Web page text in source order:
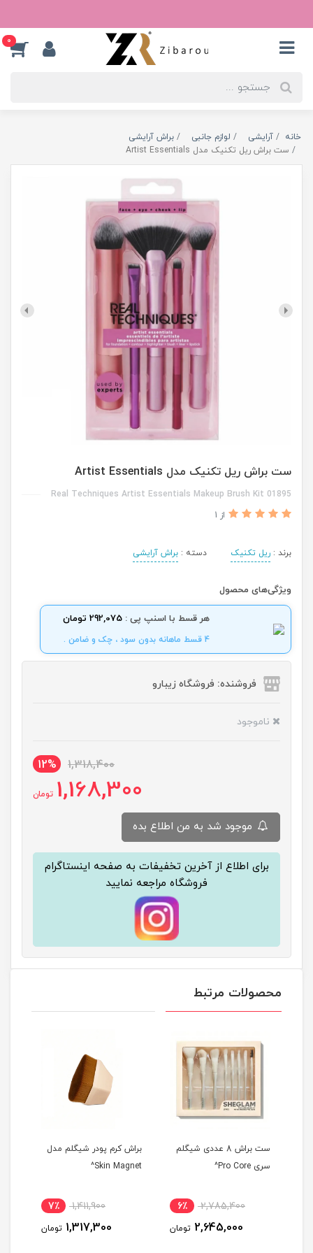
0
خانه آرایشی لوازم جانبی
براش آرایشی
ست براش ریل تکنیک مدل Artist Essentials
ست براش ریل تکنیک مدل Artist Essentials
Real Techniques Artist Essentials Makeup Brush Kit 01895
از 1
برند : ریل تکنیک دسته : براش آرایشی
ویژگی‌های محصول
هر قسط با اسنپ پی : 292,075 تومان
4 قسط ماهانه بدون سود ، چک و ضامن .
فروشنده: فروشگاه زیبارو
ناموجود
1,318,400
12%
1,168,300 تومان
برای اطلاع از آخرین تخفیفات به صفحه اینستاگرام
فروشگاه مراجعه نمایید
محصولات مرتبط
ست براش 8 عددی شیگلم
سری Pro Core^
2,785,400 6٪
2,645,000 تومان
براش کرم پودر شیگلم مدل
Skin Magnet^
1,411,900 7٪
1,317,300 تومان